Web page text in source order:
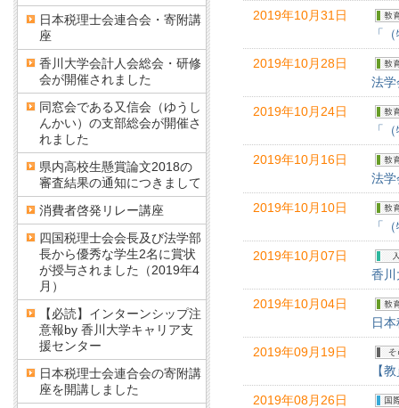
2019年10月31日
「
2019年10月28日
法学
2019年10月24日
「
2019年10月16日
法学
2019年10月10日
「
2019年10月07日
香川
2019年10月04日
日
2019年09月19日
【
2019年08月26日
日本税理士会連合会・寄附講
座
香川大学会計人会総会・研修
会が開催されました
同窓会である又信会（ゆうし
んかい）の支部総会が開催さ
れました
県内高校生懸賞論文2018の
審査結果の通知につきまして
消費者啓発リレー講座
四国税理士会会長及び法学部
長から優秀な学生2名に賞状
が授与されました（2019年4
月）
【必読】インターンシップ注
意報by 香川大学キャリア支
援センター
日本税理士会連合会の寄附講
座を開講しました